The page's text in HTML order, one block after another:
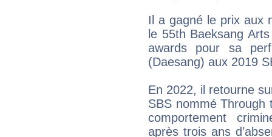
Il a gagné le prix aux
le 55th Baeksang
awards pour sa
(Daesang) aux 2019
En 2022, il retourne
SBS nommé Through
comportement
après trois ans